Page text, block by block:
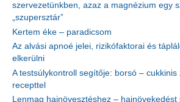
szervezetünkben, azaz a magnézium egy
„szupersztár”
Kertem éke – paradicsom
Az alvási apnoé jelei, rizikófaktorai és
elkerülni
A testsúlykontroll segítője: borsó – cukkinis
recepttel
Lenmag hajnövesztéshez – hajnövekedést